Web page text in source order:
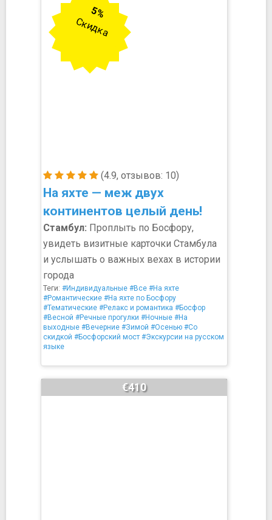
(4.9, отзывов: 10)
На яхте — меж двух
континентов целый день!
5%
Скидка
Стамбул: Проплыть по Босфору,
увидеть визитные карточки Стамбула
и услышать о важных вехах в истории
города
Теги: #Индивидуальные #Все #На яхте
#Романтические #На яхте по Босфору
#Тематические #Релакс и романтика #Босфор
#Весной #Речные прогулки #Ночные #На
выходные #Вечерние #Зимой #Осенью #Со
скидкой #Босфорский мост #Экскурсии на русском
языке
€410